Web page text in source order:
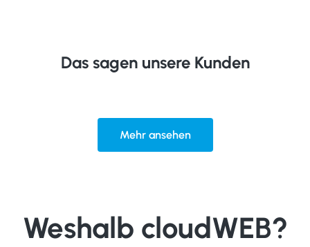
Das sagen unsere Kunden
Mehr ansehen
Weshalb cloudWEB?